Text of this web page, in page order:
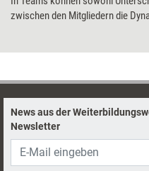
zwischen den Mitgliedern die
News aus der
Newsletter